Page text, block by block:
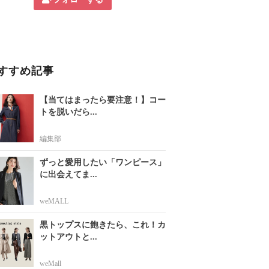
すめ記事
【当てはまったら要注意！】コー
トを脱いだら...
編集部
ずっと愛用したい「ワンピース」
に出会えてま...
weMALL
黒トップスに飽きたら、これ！カ
ットアウトと...
weMall